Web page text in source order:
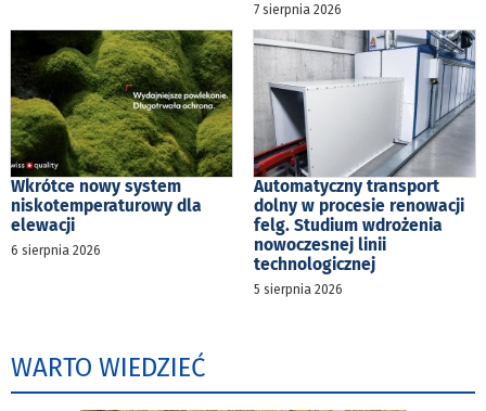
7 sierpnia 2026
Wkrótce nowy system
niskotemperaturowy dla
elewacji
6 sierpnia 2026
Automatyczny transport
dolny w procesie renowacji
felg. Studium wdrożenia
nowoczesnej linii
technologicznej
5 sierpnia 2026
WARTO WIEDZIEĆ